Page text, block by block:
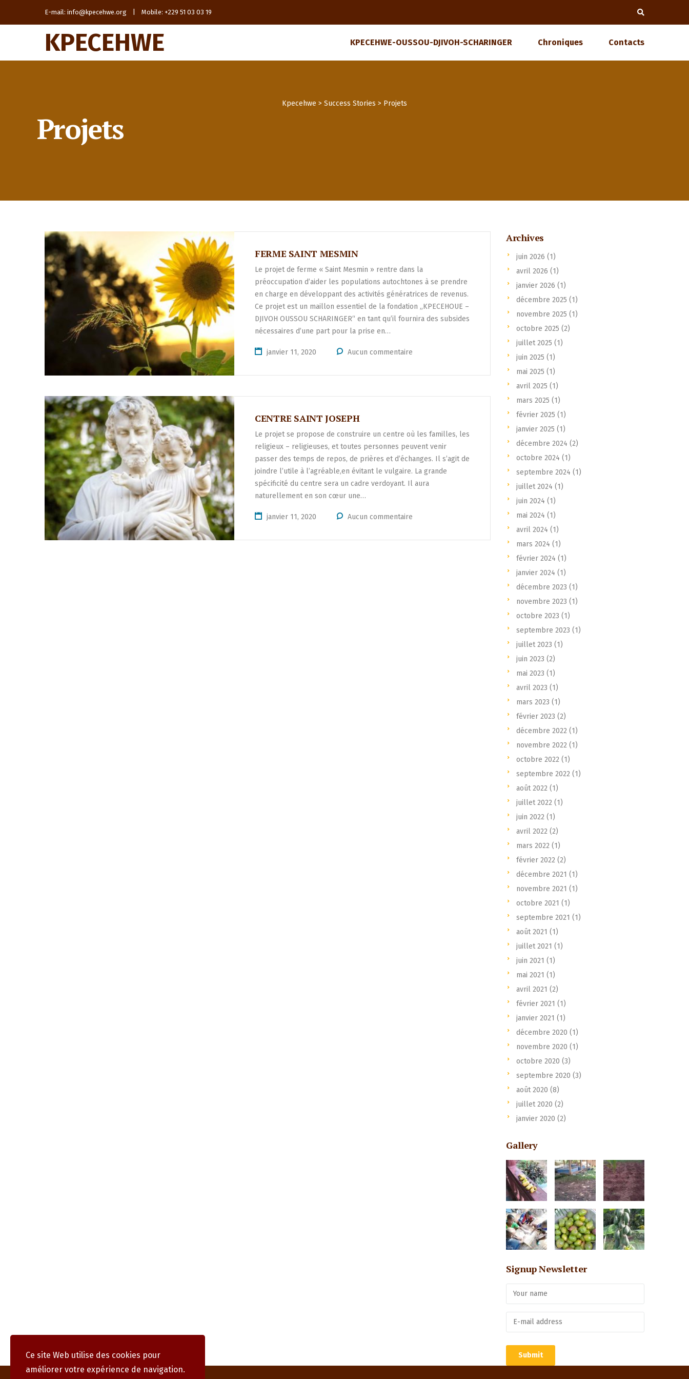
E-mail: info@kpecehwe.org | Mobile: +229 51 03 03 19
KPECEHWE KPECEHWE-OUSSOU-DJIVOH-SCHARINGER Chroniques Contacts
Projets
Kpecehwe > Success Stories > Projets
FERME SAINT MESMIN
Le projet de ferme « Saint Mesmin » rentre dans la
préoccupation d’aider les populations autochtones à se prendre
en charge en développant des activités génératrices de revenus.
Ce projet est un maillon essentiel de la fondation „KPECEHOUE –
DJIVOH OUSSOU SCHARINGER“ en tant qu’il fournira des subsides
nécessaires d’une part pour la prise en…
janvier 11, 2020 Aucun commentaire
CENTRE SAINT JOSEPH
Le projet se propose de construire un centre où les familles, les
religieux – religieuses, et toutes personnes peuvent venir
passer des temps de repos, de prières et d’échanges. Il s’agit de
joindre l’utile à l’agréable,en évitant le vulgaire. La grande
spécificité du centre sera un cadre verdoyant. Il aura
naturellement en son cœur une…
janvier 11, 2020 Aucun commentaire
Archives
juin 2026 (1)
avril 2026 (1)
janvier 2026 (1)
décembre 2025 (1)
novembre 2025 (1)
octobre 2025 (2)
juillet 2025 (1)
juin 2025 (1)
mai 2025 (1)
avril 2025 (1)
mars 2025 (1)
février 2025 (1)
janvier 2025 (1)
décembre 2024 (2)
octobre 2024 (1)
septembre 2024 (1)
juillet 2024 (1)
juin 2024 (1)
mai 2024 (1)
avril 2024 (1)
mars 2024 (1)
février 2024 (1)
janvier 2024 (1)
décembre 2023 (1)
novembre 2023 (1)
octobre 2023 (1)
septembre 2023 (1)
juillet 2023 (1)
juin 2023 (2)
mai 2023 (1)
avril 2023 (1)
mars 2023 (1)
février 2023 (2)
décembre 2022 (1)
novembre 2022 (1)
octobre 2022 (1)
septembre 2022 (1)
août 2022 (1)
juillet 2022 (1)
juin 2022 (1)
avril 2022 (2)
mars 2022 (1)
février 2022 (2)
décembre 2021 (1)
novembre 2021 (1)
octobre 2021 (1)
septembre 2021 (1)
août 2021 (1)
juillet 2021 (1)
juin 2021 (1)
mai 2021 (1)
avril 2021 (2)
février 2021 (1)
janvier 2021 (1)
décembre 2020 (1)
novembre 2020 (1)
octobre 2020 (3)
septembre 2020 (3)
août 2020 (8)
juillet 2020 (2)
janvier 2020 (2)
Gallery
Signup Newsletter
Ce site Web utilise des cookies pour
améliorer votre expérience de navigation.